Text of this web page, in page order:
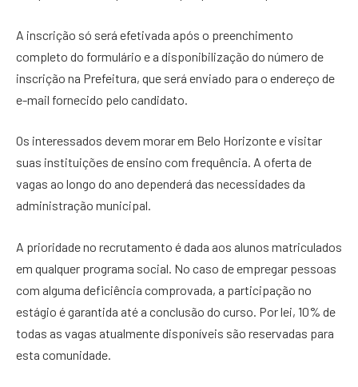
A inscrição só será efetivada após o preenchimento
completo do formulário e a disponibilização do número de
inscrição na Prefeitura, que será enviado para o endereço de
e-mail fornecido pelo candidato.
Os interessados ​​devem morar em Belo Horizonte e visitar
suas instituições de ensino com frequência. A oferta de
vagas ao longo do ano dependerá das necessidades da
administração municipal.
A prioridade no recrutamento é dada aos alunos matriculados
em qualquer programa social. No caso de empregar pessoas
com alguma deficiência comprovada, a participação no
estágio é garantida até a conclusão do curso. Por lei, 10% de
todas as vagas atualmente disponíveis são reservadas para
esta comunidade.